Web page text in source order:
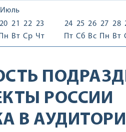
Июль
20
Пн
21
Вт
22
Ср
23
Чт
24
Пт
25
Сб
26
Вс
27
Пн
28
Вт
РОССИИ
В